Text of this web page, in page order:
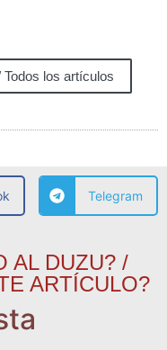
los artículos
Telegram
AL DUZU? /
ARTÍCULO?